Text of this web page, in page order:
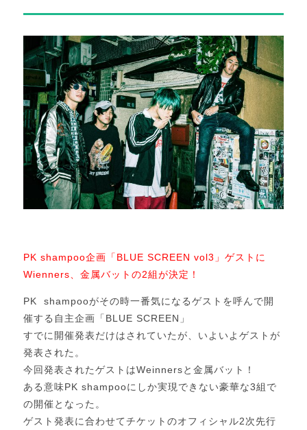
PK shampoo企画「BLUE SCREEN vol3」ゲストに
Wienners、金属バットの2組が決定！
PKshampooがその時一番気になるゲストを呼んで開
催する自主企画「BLUE SCREEN」
すでに開催発表だけはされていたが、 いよいよゲストが
発表された。
今回発表されたゲストはWeinnersと金属バット！
ある意味PK shampooにしか実現できない豪華な3組で
の開催となった。
ゲスト発表に合わせてチケットのオフィシャル2次先行